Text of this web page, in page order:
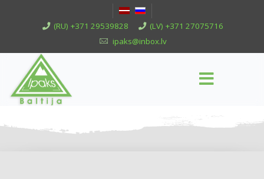
(RU) +371 29539828
(LV) +371 27075716
ipaks@inbox.lv